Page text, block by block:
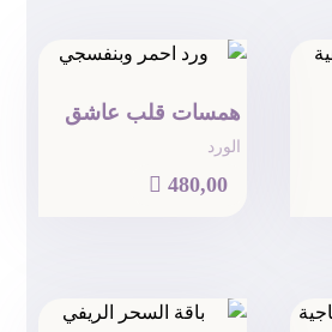
همسات قلب عاشق
الورد
 480,00